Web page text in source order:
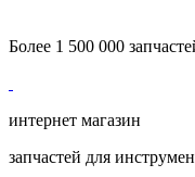
Более 1 500 000
интернет магазин
запчастей для